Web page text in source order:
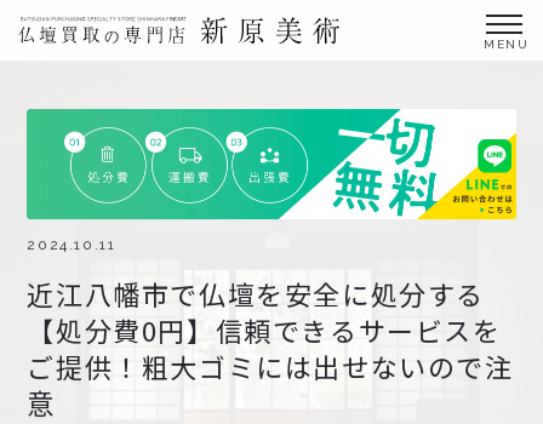
仏壇買取サービス
買取ステップ・お仏壇処分の流れ
ブログ
北陸三県外の方
よくあるご質問
お申し込み・お問い合わせ
2024.10.11
近江八幡市で仏壇を安全に処分する
【処分費0円】信頼できるサービスを
ご提供！粗大ゴミには出せないので注
意